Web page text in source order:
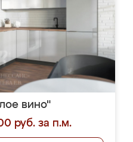
вино"
руб. за п.м.